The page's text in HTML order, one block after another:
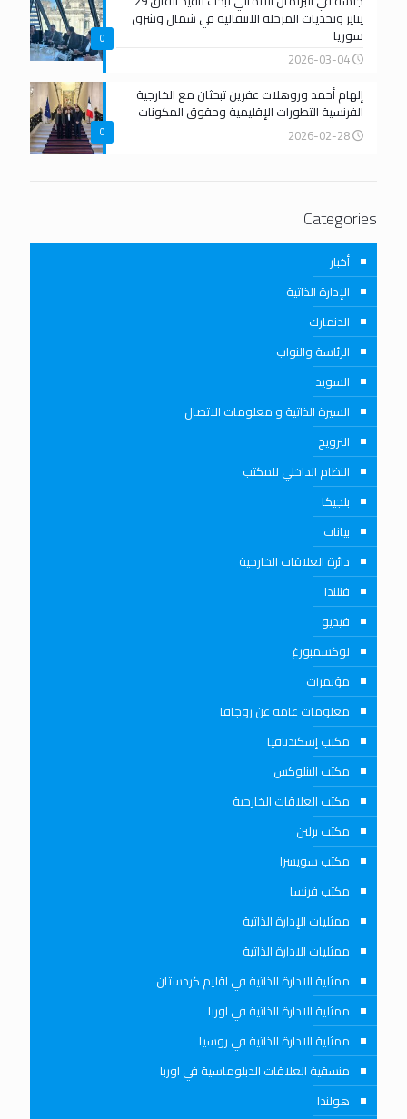
0
يناير وتحديات المرحلة الانتقالية في شمال وشرق
سوريا
2026-03-04
0
إلهام أحمد وروهلات عفرين تبحثان مع الخارجية
الفرنسية التطورات الإقليمية وحقوق المكونات
2026-02-28
Categories
أخبار
الإدارة الذاتية
الدنمارك
الرئاسة والنواب
السويد
السيرة الذاتية و معلومات الاتصال
النرويج
النظام الداخلي للمكتب
بلجيكا
بيانات
دائرة العلاقات الخارجية
فنلندا
فيديو
لوكسمبورغ
مؤتمرات
معلومات عامة عن روجافا
مكتب إسكندنافيا
مكتب البنلوكس
مكتب العلاقات الخارجية
مكتب برلين
مكتب سويسرا
مكتب فرنسا
ممثليات الإدارة الذاتية
ممثليات الادارة الذاتية
ممثلية الادارة الذاتية في اقليم كردستان
ممثلية الادارة الذاتية في اوربا
ممثلية الادارة الذاتية في روسيا
منسقية العلاقات الدبلوماسية في اوربا
هولندا